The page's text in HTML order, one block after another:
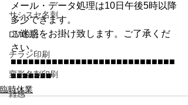
サシスセ名刺
DM印刷
チラシ印刷
変形名刺印刷
雑感
メール・データ処理は10日午後5時以降
多少できます。
ご迷惑をお掛け致します。ご了承くだ
さい。
■■■■■■■■■■■■■■■■■■■■■■■■■■■■
■■■■■■■
臨時休業